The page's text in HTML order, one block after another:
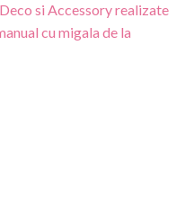
si Accessory realizate
cu migala de la